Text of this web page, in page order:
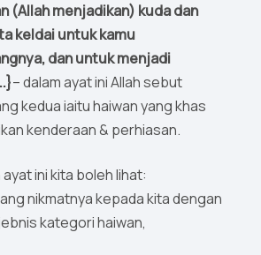
(Allah menjadikan) kuda dan
keldai untuk kamu
dan untuk menjadi
– dalam ayat ini Allah sebut
kedua iaitu haiwan yang khas
kenderaan & perhiasan.
ayat ini kita boleh lihat:
nikmatnya kepada kita dengan
kategori haiwan,